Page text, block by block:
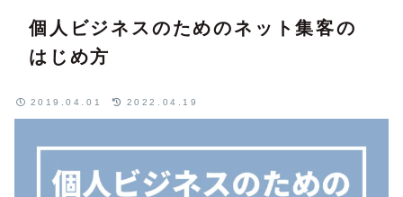
個人ビジネスのためのネット集客の
はじめ方
2019.04.01 2022.04.19